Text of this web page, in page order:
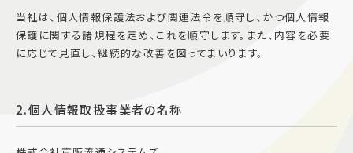
キッズ＆ベビー
当社は、個人情報保護法および関連法令を順守し、かつ個人情報
保護に関する諸規程を定め、これを順守します。また、内容を必要
に応じて見直し、継続的な改善を図ってまいります。
2.個人情報取扱事業者の名称